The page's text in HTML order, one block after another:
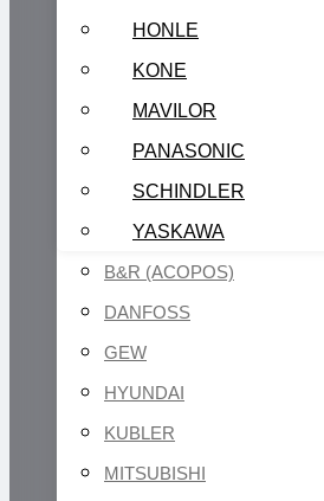
HONLE
KONE
MAVILOR
PANASONIC
SCHINDLER
YASKAWA
B&R (ACOPOS)
DANFOSS
GEW
HYUNDAI
KUBLER
MITSUBISHI